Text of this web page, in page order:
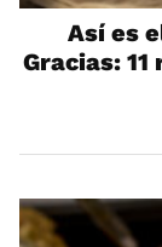
Así es
Gracias: